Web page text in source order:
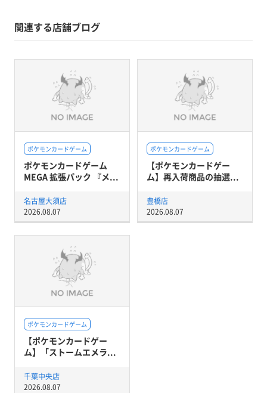
関連する店舗ブログ
ポケモンカードゲーム
ポケモンカードゲーム
MEGA 拡張パック 『メ...
名古屋大須店
2026.08.07
ポケモンカードゲーム
【ポケモンカードゲー
ム】再入荷商品の抽選...
豊橋店
2026.08.07
ポケモンカードゲーム
【ポケモンカードゲー
ム】「ストームエメラ...
千葉中央店
2026.08.07